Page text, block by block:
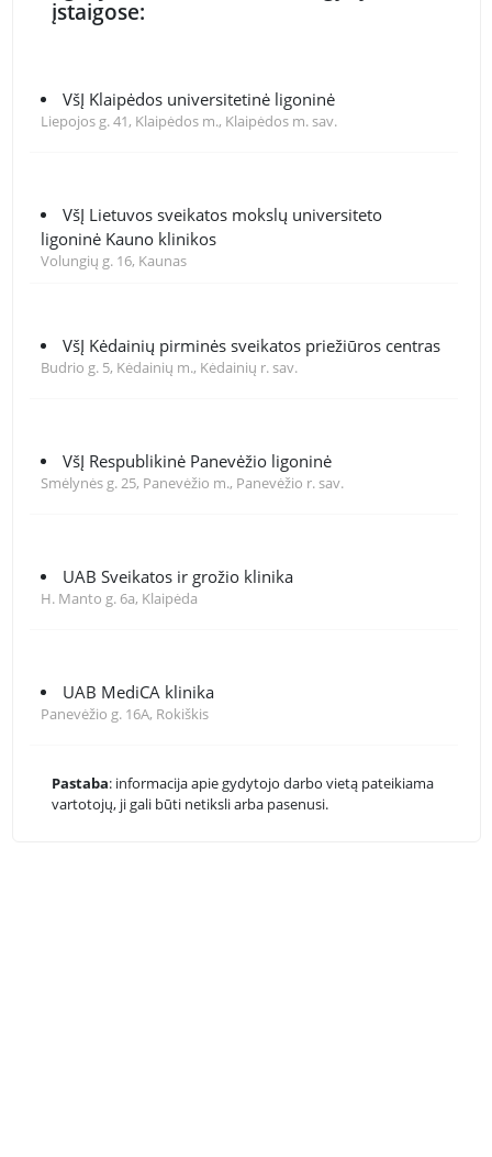
įstaigose:
VšĮ Klaipėdos universitetinė ligoninė
Liepojos g. 41, Klaipėdos m., Klaipėdos m. sav.
VšĮ Lietuvos sveikatos mokslų universiteto
ligoninė Kauno klinikos
Volungių g. 16, Kaunas
VšĮ Kėdainių pirminės sveikatos priežiūros centras
Budrio g. 5, Kėdainių m., Kėdainių r. sav.
VšĮ Respublikinė Panevėžio ligoninė
Smėlynės g. 25, Panevėžio m., Panevėžio r. sav.
UAB Sveikatos ir grožio klinika
H. Manto g. 6a, Klaipėda
UAB MediCA klinika
Panevėžio g. 16A, Rokiškis
Pastaba: informacija apie gydytojo darbo vietą pateikiama
vartotojų, ji gali būti netiksli arba pasenusi.